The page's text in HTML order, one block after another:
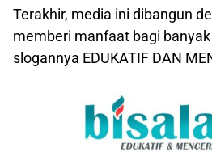
Terakhir, media ini dibangun
memberi manfaat bagi
slogannya EDUKATIF DAN